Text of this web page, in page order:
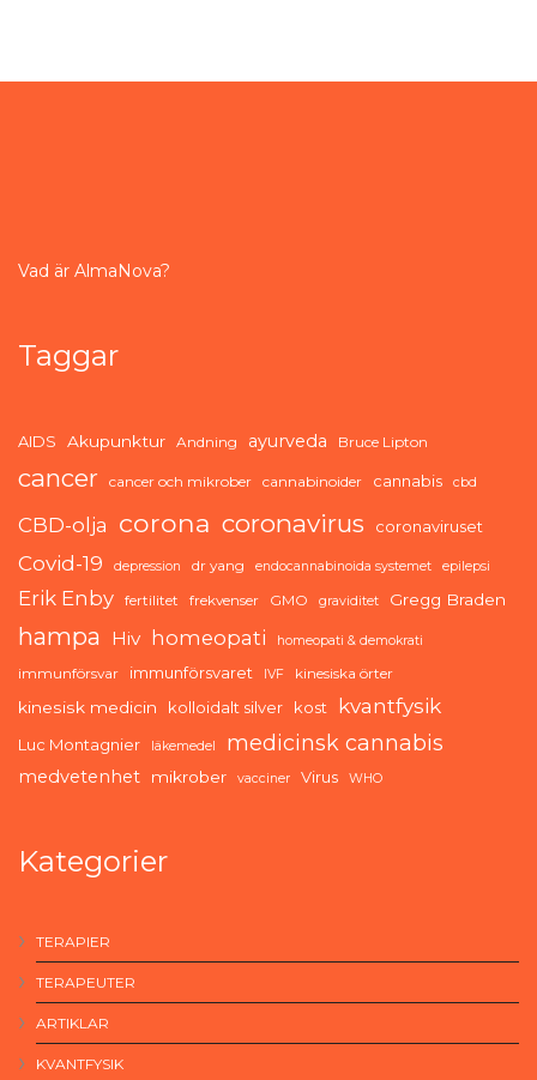
Vad är AlmaNova?
Taggar
AIDS Akupunktur Andning ayurveda Bruce Lipton
cancer cancer och mikrober cannabinoider cannabis cbd
CBD-olja corona coronavirus coronaviruset
Covid-19 depression dr yang endocannabinoida systemet epilepsi
Erik Enby fertilitet frekvenser GMO graviditet Gregg Braden
hampa Hiv homeopati homeopati & demokrati
immunförsvar immunförsvaret IVF kinesiska örter
kinesisk medicin kolloidalt silver kost kvantfysik
Luc Montagnier läkemedel medicinsk cannabis
medvetenhet mikrober vacciner Virus WHO
Kategorier
TERAPIER
TERAPEUTER
ARTIKLAR
KVANTFYSIK